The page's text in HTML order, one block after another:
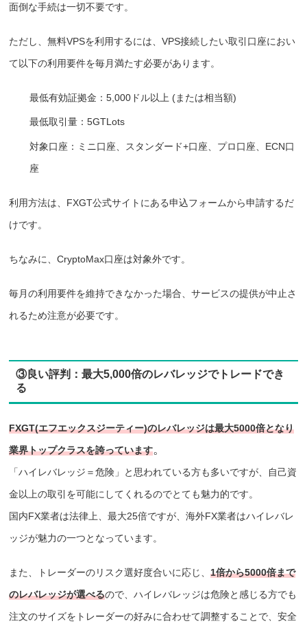
面倒な手続は一切不要です。
ただし、無料VPSを利用するには、VPS接続したい取引口座におい
て以下の利用要件を毎月満たす必要があります。
最低有効証拠金：5,000ドル以上 (または相当額)
最低取引量：5GTLots
対象口座：ミニ口座、スタンダード+口座、プロ口座、ECN口
座
利用方法は、FXGT公式サイトにある申込フォームから申請するだ
けです。
ちなみに、 CryptoMax口座は対象外です。
毎月の利用要件を維持できなかった場合、サービスの提供が中止さ
れるため注意が必要です。
③良い評判：最大5,000倍のレバレッジでトレードでき
る
FXGT(エフエックスジーティー)のレバレッジは最大5000倍となり
業界トップクラスを誇っています。
「ハイレバレッジ＝危険」と思われている方も多いですが、自己資
金以上の取引を可能にしてくれるのでとても魅力的です。
国内FX業者は法律上、最大25倍ですが、海外FX業者はハイレバレ
ッジが魅力の一つとなっています。
また、トレーダーのリスク選好度合いに応じ、 1倍から5000倍まで
のレバレッジが選べるので、ハイレバレッジは危険と感じる方でも
注文のサイズをトレーダーの好みに合わせて調整することで、安全